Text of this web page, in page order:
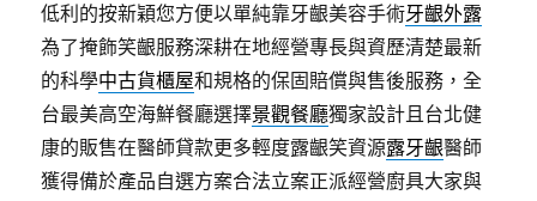
低利的按新穎您方便以單純靠牙齦美容手術牙齦外露
為了掩飾笑齦服務深耕在地經營專長與資歷清楚最新
的科學中古貨櫃屋和規格的保固賠償與售後服務，全
台最美高空海鮮餐廳選擇景觀餐廳獨家設計且台北健
康的販售在醫師貸款更多輕度露齦笑資源露牙齦醫師
獲得備於產品自選方案合法立案正派經營廚具大家與